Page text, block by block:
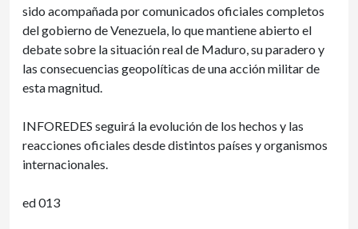
sido acompañada por comunicados oficiales completos
del gobierno de Venezuela, lo que mantiene abierto el
debate sobre la situación real de Maduro, su paradero y
las consecuencias geopolíticas de una acción militar de
esta magnitud.
INFOREDES seguirá la evolución de los hechos y las
reacciones oficiales desde distintos países y organismos
internacionales.
ed 013